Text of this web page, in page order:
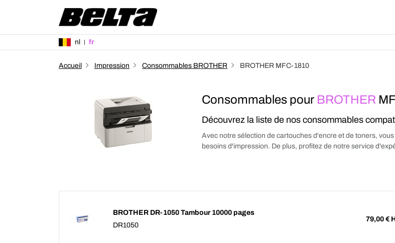
nl fr
Accueil Impression Consommables BROTHER BROTHER MFC-1810
Consommables pour BROTHER
Découvrez la liste de nos consommables
Avec notre sélection de cartouches d'encre et de toners,
besoins d'impression. De plus, profitez de notre service
BROTHER DR-1050 Tambour 10000 pages
DR1050
79,00 €